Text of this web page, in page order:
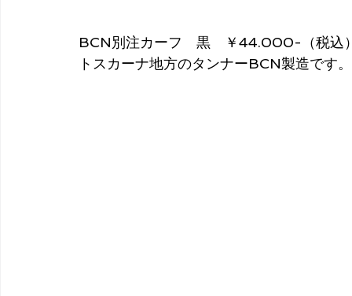
BCN別注カーフ　黒
￥44.000-（税込
トスカーナ地方のタンナーBCN製造です